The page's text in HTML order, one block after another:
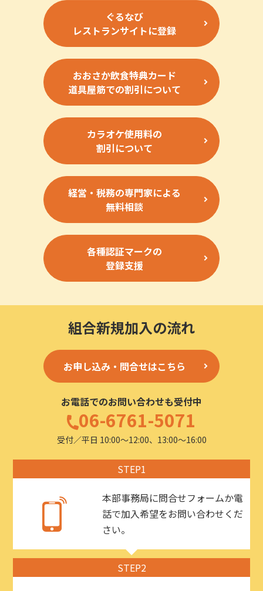
ぐるなび
レストランサイトに登録
おおさか飲食特典カード
道具屋筋での割引について
カラオケ使用料の
割引について
経営・税務の専門家による
無料相談
各種認証マークの
登録支援
組合新規加入の流れ
お申し込み・問合せはこちら
お電話でのお問い合わせも受付中
06-6761-5071
受付／平日 10:00〜12:00、13:00〜16:00
STEP1
本部事務局に問合せフォームか電
話で加入希望をお問い合わせくだ
さい。
STEP2